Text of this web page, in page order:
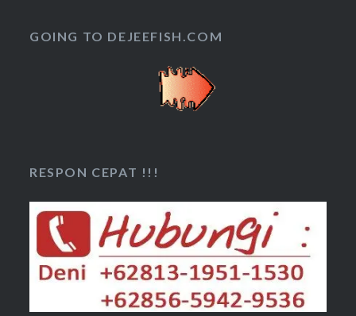
GOING TO DEJEEFISH.COM
RESPON CEPAT !!!